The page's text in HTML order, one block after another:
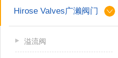
Hirose Valves广濑阀门
溢流阀